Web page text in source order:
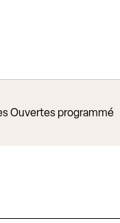
Ouvertes programmé